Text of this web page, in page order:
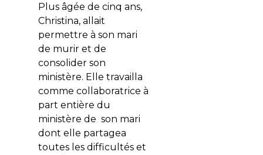
Plus âgée de cinq ans,
Christina, allait
permettre à son mari
de murir et de
consolider son
ministère. Elle travailla
comme collaboratrice à
part entière du
ministère de son mari
dont elle partagea
toutes les difficultés et